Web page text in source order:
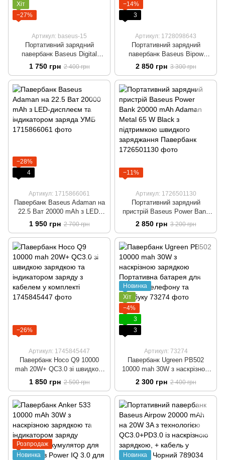
Хіт
−27%
Артикул: baseus-15
Портативний зарядний
павербанк Baseus Digital
display 10000 mAh 15 W, LED-
дисплей + кабель в комплекті
1 750 грн 2 400 грн
−14%
3
Артикул: 1728098643
Портативний зарядний
павербанк Baseus Bipow
Digital Display 30000 mAh на
20 W, LED-дисплей + кабель
2 850 грн 3 300 грн
−28%
4
Артикул: 1715866061
Павербанк Baseus Adaman на
22.5 Ват 20000 mAh з LED-
дисплеєм та індикатором
заряда УМБ
1 950 грн 2 700 грн
−11%
Артикул: 1726501130
Портативний зарядний
пристрій Baseus Power Bank
20000 mAh Adaman Metal 65
W Black з підтримкою
швидкого заряджання
Павербанк
2 850 грн 3 200 грн
−26%
Артикул: 1745845447
Павербанк Hoco Q9 10000
mah 20W+ QC3.0 зі швидкою
зарядкою та індикатором
заряду з кабелем у комплекті
1 850 грн 2 500 грн
Новинка
Хіт
−4%
3
3
Артикул: 73274
Павербанк Ugreen PB502
10000 mah 30W з наскрізною
зарядкою Портативна батарея
для зарядки телефону та
ноутбуку
2 300 грн 2 400 грн
Розпродаж
Новинка
Новинка